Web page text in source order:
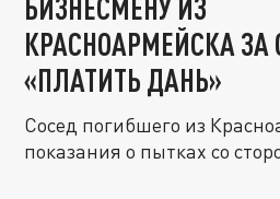
БИЗНЕСМЕНУ ИЗ
КРАСНОАРМЕЙСКА ЗА
«ПЛАТИТЬ ДАНЬ»
Сосед погибшего из
показания о пытках со